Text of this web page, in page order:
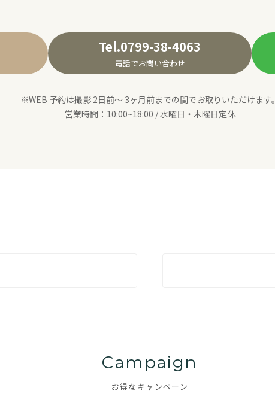
Tel.0799-38-4063
電話でお問い合わせ
※WEB 予約は撮影 2日前〜 3ヶ月前までの間でお取りいただけます。
営業時間：10:00~18:00 / 水曜日・木曜日定休
Campaign
お得なキャンペーン